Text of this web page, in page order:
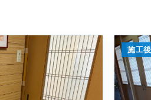
施工